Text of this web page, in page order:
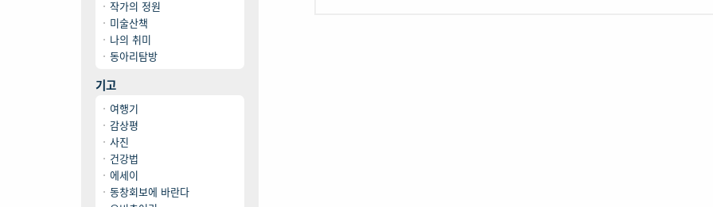
작가의 정원
미술산책
나의 취미
동아리탐방
기고
여행기
감상평
사진
건강법
에세이
동창회보에 바란다